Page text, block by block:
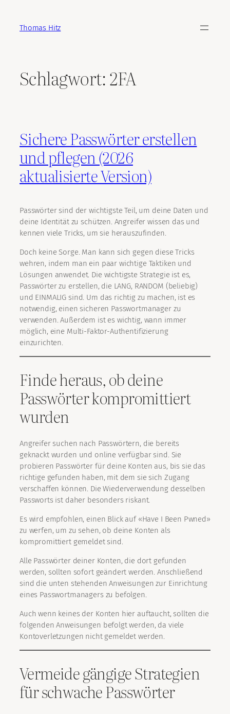
springen
Thomas Hitz
Schlagwort:2FA
Sichere Passwörter erstellen
und pflegen (2026
aktualisierte Version)
Passwörter sind der wichtigste Teil, um deine Daten und
deine Identität zu schützen. Angreifer wissen das und
kennen viele Tricks, um sie herauszufinden.
Doch keine Sorge. Man kann sich gegen diese Tricks
wehren, indem man ein paar wichtige Taktiken und
Lösungen anwendet. Die wichtigste Strategie ist es,
Passwörter zu erstellen, die LANG, RANDOM (beliebig)
und EINMALIG sind. Um das richtig zu machen, ist es
notwendig, einen sicheren Passwortmanager zu
verwenden. Außerdem ist es wichtig, wann immer
möglich, eine Multi-Faktor-Authentifizierung
einzurichten.
Finde heraus, ob deine
Passwörter kompromittiert
wurden
Angreifer suchen nach Passwörtern, die bereits
geknackt wurden und online verfügbar sind. Sie
probieren Passwörter für deine Konten aus, bis sie das
richtige gefunden haben, mit dem sie sich Zugang
verschaffen können. Die Wiederverwendung desselben
Passworts ist daher besonders riskant.
Es wird empfohlen, einen Blick auf «Have I Been Pwned»
zu werfen, um zu sehen, ob deine Konten als
kompromittiert gemeldet sind.
Alle Passwörter deiner Konten, die dort gefunden
werden, sollten sofort geändert werden. Anschließend
sind die unten stehenden Anweisungen zur Einrichtung
eines Passwortmanagers zu befolgen.
Auch wenn keines der Konten hier auftaucht, sollten die
folgenden Anweisungen befolgt werden, da viele
Kontoverletzungen nicht gemeldet werden.
Vermeide gängige Strategien
für schwache Passwörter